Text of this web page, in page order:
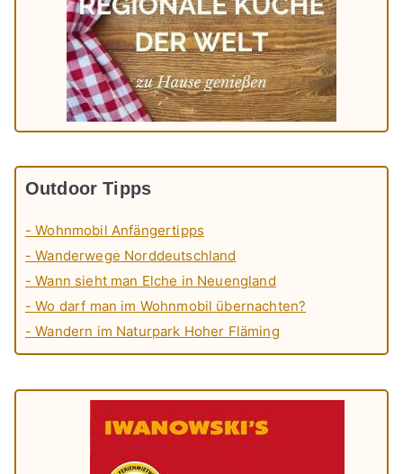
Outdoor Tipps
- Wohnmobil Anfängertipps
- Wanderwege Norddeutschland
- Wann sieht man Elche in Neuengland
- Wo darf man im Wohnmobil übernachten?
- Wandern im Naturpark Hoher Fläming